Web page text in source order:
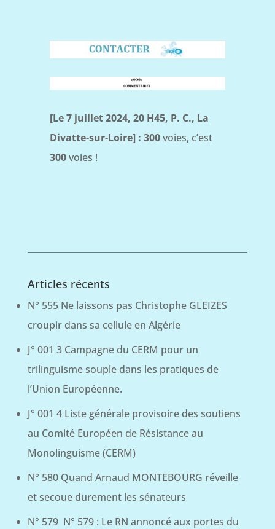
[Le 7 juillet 2024, 20 H45, P. C., La
Divatte-sur-Loire] : 300voies, c’est
300voies !
Articles récents
N° 555 Ne laissons pas Christophe GLEIZES
croupir dans sa cellule en Algérie
J° 001 3 Campagne du CERM pour un
trilinguisme souple dans les pratiques de
l’Union Européenne.
J° 001 4 Liste générale provisoire des soutiens
au Comité Européen de Résistance au
Monolinguisme (CERM)
N° 580 Quand Arnaud MONTEBOURG réveille
et secoue durement les sénateurs
N° 579 N° 579 : Le RN annoncé aux portes du